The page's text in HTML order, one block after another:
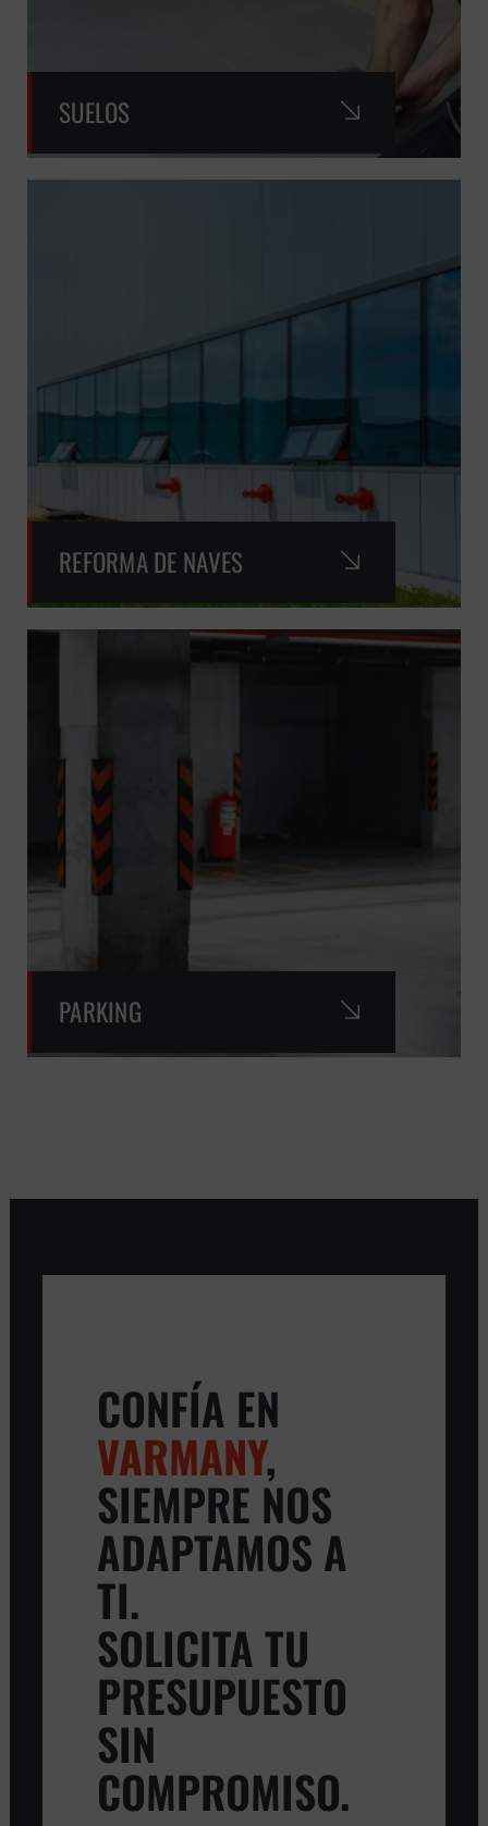
SUELOS
REFORMA DE NAVES
PARKING
CONFÍA EN
VARMANY,
SIEMPRE NOS
ADAPTAMOS A
TI.
SOLICITA TU
PRESUPUESTO
SIN
COMPROMISO.